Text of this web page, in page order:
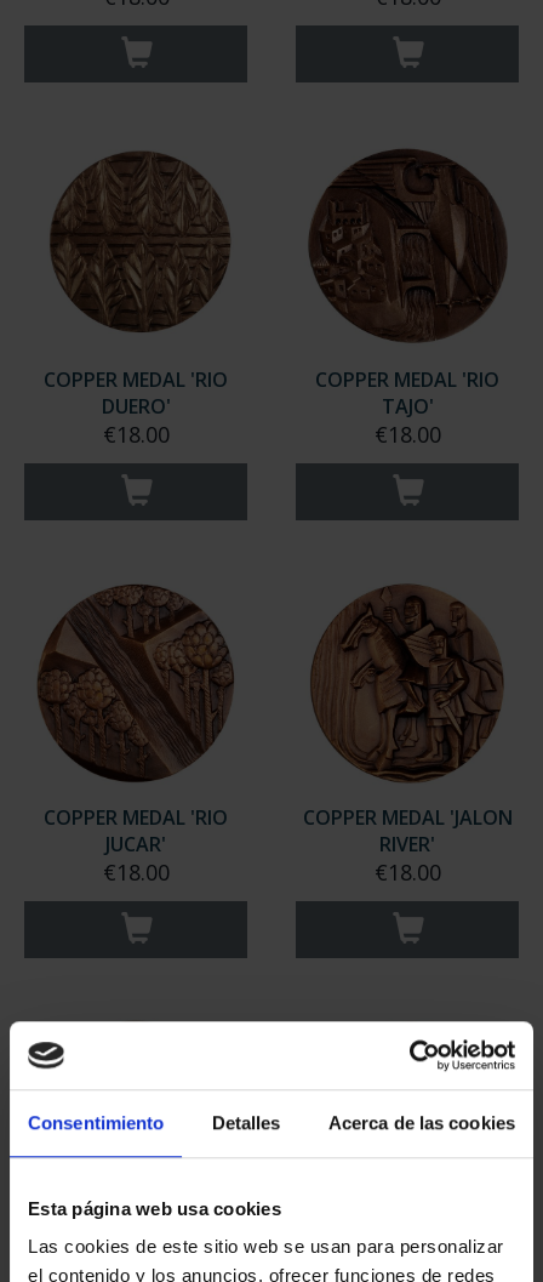
Consentimiento Detalles Acerca de las cookies
Esta página web usa cookies
Las cookies de este sitio web se usan para personalizar
el contenido y los anuncios, ofrecer funciones de redes
COPPER MEDAL 'RIO
DUERO'
€18.00
COPPER MEDAL 'RIO
TAJO'
€18.00
COPPER MEDAL 'RIO
JUCAR'
€18.00
COPPER MEDAL 'JALON
RIVER'
€18.00
COPPER MEDAL 'RIOS
COPPER MEDAL 'RIO